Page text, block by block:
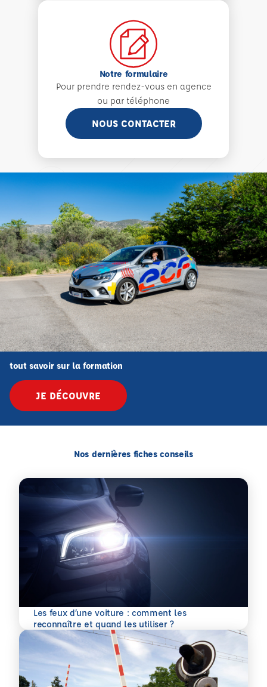
Notre formulaire
Pour prendre rendez-vous en agence
ou par téléphone
NOUS CONTACTER
tout savoir sur la formation
JE DÉCOUVRE
Nos dernières fiches conseils
Les feux d’une voiture : comment les
reconnaître et quand les utiliser ?
En savoir plus